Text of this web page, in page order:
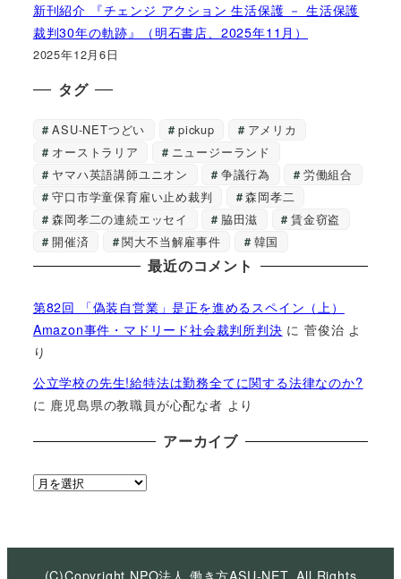
新刊紹介 『チェンジ アクション 生活保護 － 生活保護
裁判30年の軌跡』（明石書店、2025年11月）
2025年12月6日
タグ
ASU-NETつどい pickup
アメリカ
オーストラリア
ニュージーランド
ヤマハ英語講師ユニオン
争議行為
労働組合
守口市学童保育雇い止め裁判
森岡孝二
森岡孝二の連続エッセイ
脇田滋
賃金窃盗
開催済
関大不当解雇事件 韓国
最近のコメント
第82回 「偽装自営業」是正を進めるスペイン（上）
Amazon事件・マドリード社会裁判所判決 に菅俊治 よ
り
公立学校の先生!給特法は勤務全てに関する法律なのか?
に 鹿児島県の教職員が心配な者 より
アーカイブ
ア
イ
(C)Copyright NPO法人 働き方ASU-NET, All Rights